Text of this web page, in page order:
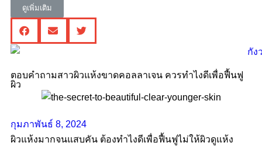
ดูเพิ่มเติม
ตอบคำถามสาวผิวแห้งขาดคอลลาเจน ควรทําไงดีเพื่อฟื้นฟู
ผิว
กุมภาพันธ์ 8, 2024
ผิวแห้งมากจนแสบคัน ต้องทำไงดีเพื่อฟื้นฟูไม่ให้ผิวดูแห้ง